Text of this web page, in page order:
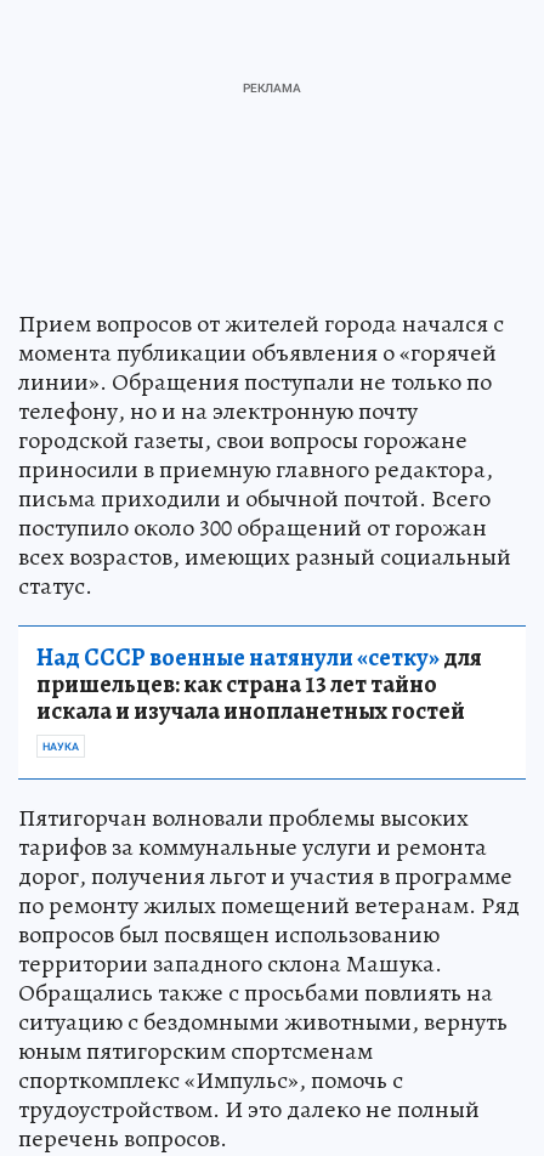
Прием вопросов от жителей города начался с
момента публикации объявления о «горячей
линии». Обращения поступали не только по
телефону, но и на электронную почту
городской газеты, свои вопросы горожане
приносили в приемную главного редактора,
письма приходили и обычной почтой. Всего
поступило около 300 обращений от горожан
всех возрастов, имеющих разный социальный
статус.
Над СССР военные натянули «сетку»для
пришельцев: как страна 13 лет тайно
искала и изучала инопланетных гостей
НАУКА
Пятигорчан волновали проблемы высоких
тарифов за коммунальные услуги и ремонта
дорог, получения льгот и участия в программе
по ремонту жилых помещений ветеранам. Ряд
вопросов был посвящен использованию
территории западного склона Машука.
Обращались также с просьбами повлиять на
ситуацию с бездомными животными, вернуть
юным пятигорским спортсменам
спорткомплекс «Импульс», помочь с
трудоустройством. И это далеко не полный
перечень вопросов.